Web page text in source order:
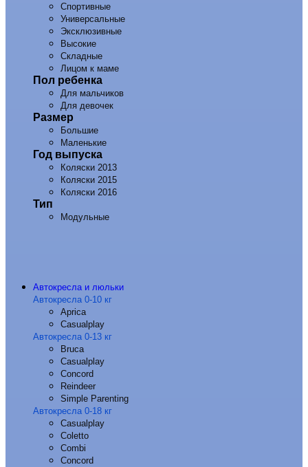
Спортивные
Универсальные
Эксклюзивные
Высокие
Складные
Лицом к маме
Пол ребенка
Для мальчиков
Для девочек
Размер
Большие
Маленькие
Год выпуска
Коляски 2013
Коляски 2015
Коляски 2016
Тип
Модульные
Автокресла и люльки
Автокресла 0-10 кг
Aprica
Casualplay
Автокресла 0-13 кг
Bruca
Casualplay
Concord
Reindeer
Simple Parenting
Автокресла 0-18 кг
Casualplay
Coletto
Combi
Concord